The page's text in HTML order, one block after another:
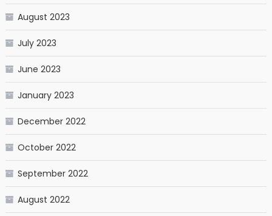
August 2023
July 2023
June 2023
January 2023
December 2022
October 2022
September 2022
August 2022